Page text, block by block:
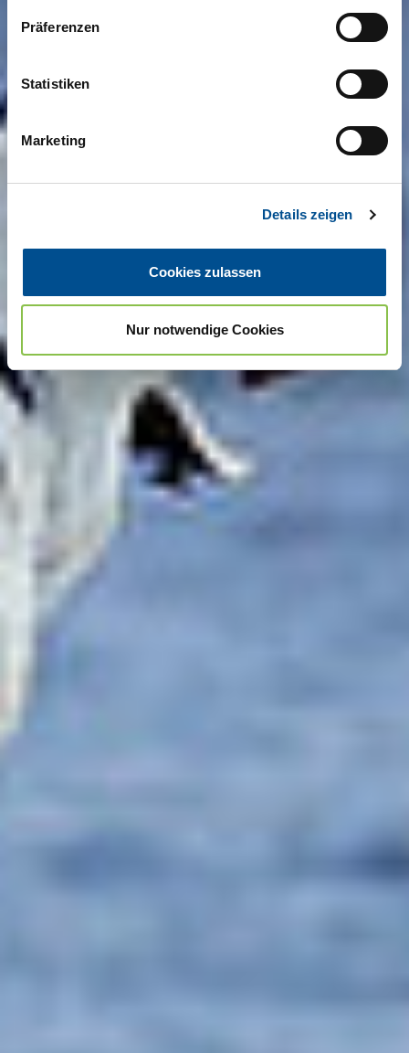
Präferenzen
Statistiken
Marketing
Details zeigen
Cookies zulassen
Nur notwendige Cookies
Datenschutzerklärung